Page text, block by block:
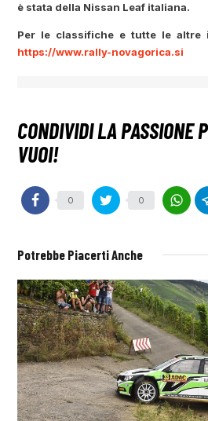
è stata della Nissan Leaf italiana.
Per le classifiche e tutte le altre
https://www.rally-novagorica.si
0 0
Potrebbe Piacerti Anche